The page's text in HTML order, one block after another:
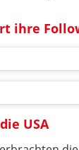
ihre
USA